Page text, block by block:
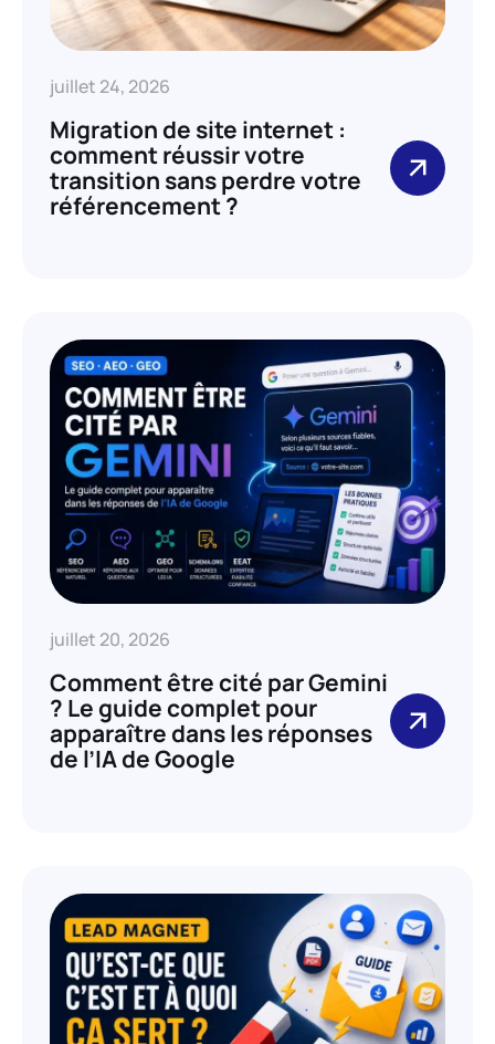
juillet 24, 2026
Migration de site internet :
comment réussir votre
transition sans perdre votre
référencement ?
juillet 20, 2026
Comment être cité par Gemini
? Le guide complet pour
apparaître dans les réponses
de l’IA de Google